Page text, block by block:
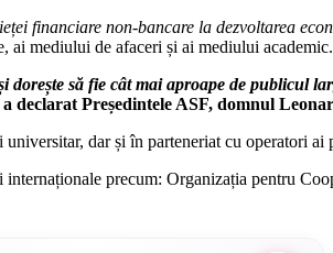
financiare non-bancare la dezvoltarea
ai mediului de afaceri și ai mediului academic.
să fie cât mai aproape de publicul
a declarat Președintele ASF, domnul
dar și în parteneriat cu operatori ai
precum: Organizația pentru